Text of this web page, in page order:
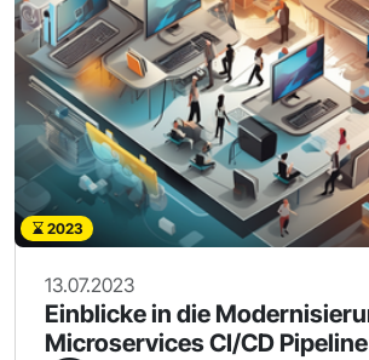
2023
13.07.2023
Einblicke in die Modernisierung einer
Microservices CI/CD Pipeline